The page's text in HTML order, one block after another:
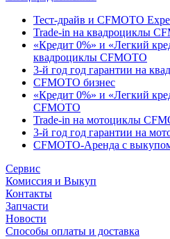
Тест-драйв и CFMOTO
Trade-in на квадроциклы
«Кредит 0%» и «Легкий
квадроциклы CFMOTO
3-й год год гарантии на
CFMOTO бизнес
«Кредит 0%» и «Легкий
CFMOTO
Trade-in на мотоциклы
3-й год год гарантии на
CFMOTO-Аренда с
Сервис
Комиссия и Выкуп
Контакты
Запчасти
Новости
Способы оплаты и доставка